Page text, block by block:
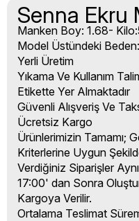
Senna Ekru
Manken Boy: 1.68-
Model Üstündeki
Yerli Üretim
Yıkama Ve Kullanım
Etikette Yer Almaktadır
Güvenli Alışveriş Ve
Ücretsiz Kargo
Ürünlerimizin Tamamı;
Kriterlerine Uygun
Verdiğiniz Siparişler
17:00' dan Sonra
Kargoya Verilir.
Ortalama Teslimat